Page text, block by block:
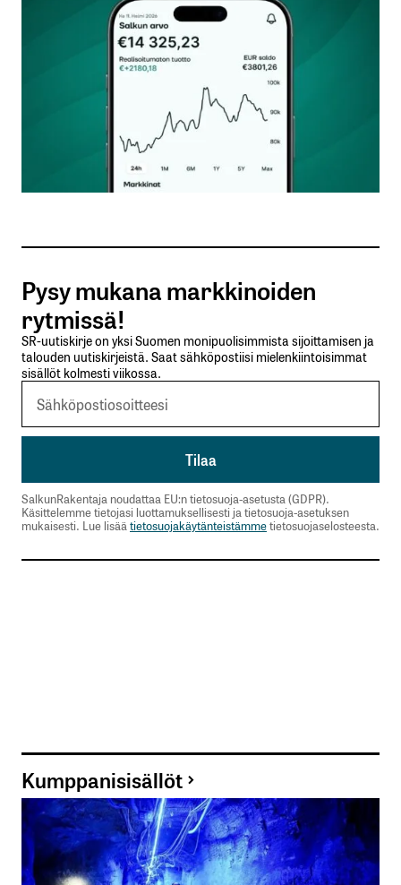
Kommentti*
Nimesi tai nimimerkkisi
Sähköpostiosoitteesi
Tilaa SalkunRakentajan uutiskirje
Lähetä kommentti
Pysy mukana markkinoiden
rytmissä!
SR-uutiskirje on yksi Suomen monipuolisimmista sijoittamisen ja
talouden uutiskirjeistä. Saat sähköpostiisi mielenkiintoisimmat
sisällöt kolmesti viikossa.
SalkunRakentaja noudattaa EU:n tietosuoja-asetusta (GDPR).
Käsittelemme tietojasi luottamuksellisesti ja tietosuoja-asetuksen
mukaisesti. Lue lisää tietosuojakäytänteistämmetietosuojaselosteesta.
Kumppanisisällöt